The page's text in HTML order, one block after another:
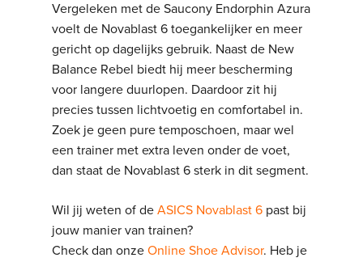
Vergeleken met de Saucony Endorphin Azura
voelt de Novablast 6 toegankelijker en meer
gericht op dagelijks gebruik. Naast de New
Balance Rebel biedt hij meer bescherming
voor langere duurlopen. Daardoor zit hij
precies tussen lichtvoetig en comfortabel in.
Zoek je geen pure temposchoen, maar wel
een trainer met extra leven onder de voet,
dan staat de Novablast 6 sterk in dit segment.
Wil jij weten of deASICS Novablast 6 past bij
jouw manier van trainen?
Check dan onzeOnline Shoe Advisor. Heb je